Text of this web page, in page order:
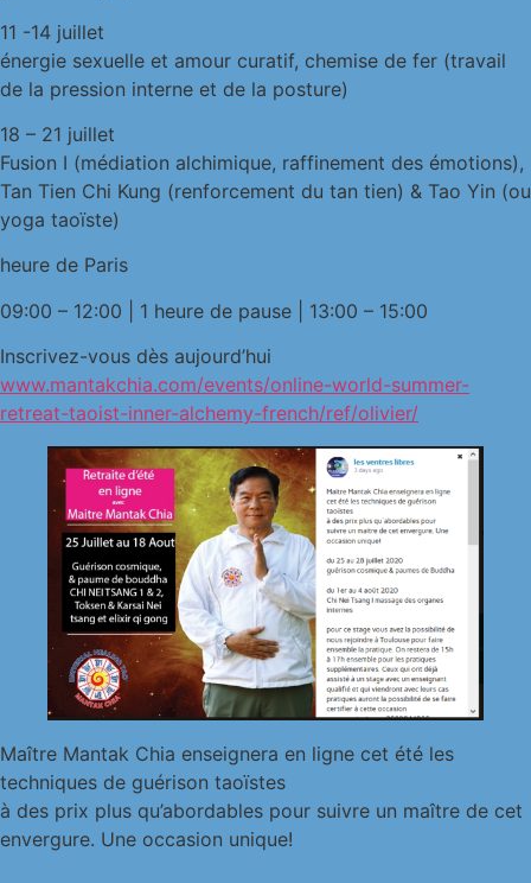
11 -14 juillet
énergie sexuelle et amour curatif, chemise de fer (travail
de la pression interne et de la posture)
18 – 21 juillet
Fusion I (médiation alchimique, raffinement des émotions),
Tan Tien Chi Kung (renforcement du tan tien) & Tao Yin (ou
yoga taoïste)
heure de Paris
09:00 – 12:00 | 1 heure de pause | 13:00 – 15:00
Inscrivez-vous dès aujourd’hui
www.mantakchia.com/events/online-world-summer-
retreat-taoist-inner-alchemy-french/ref/olivier/
Maître Mantak Chia enseignera en ligne cet été les
techniques de guérison taoïstes
à des prix plus qu’abordables pour suivre un maître de cet
envergure. Une occasion unique!